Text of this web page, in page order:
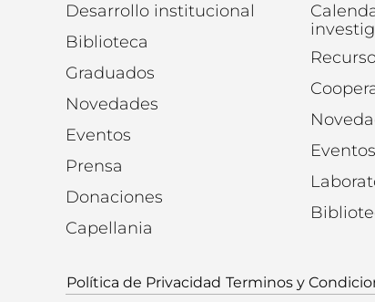
Desarrollo institucional
Biblioteca
Graduados
Novedades
Eventos
Prensa
Donaciones
Capellania
Eventos
Política de Privacidad Terminos y